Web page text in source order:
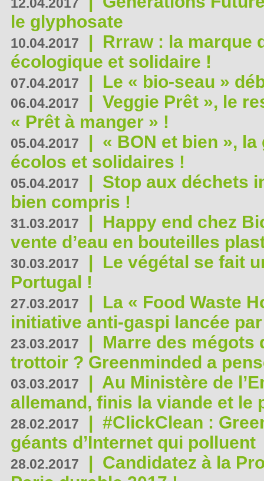
le glyphosate
10.04.2017 | Rrraw : la marque
écologique et solidaire !
07.04.2017 | Le « bio-seau »
06.04.2017 | Veggie Prêt », le
« Prêt à manger » !
05.04.2017 | « BON et bien »,
écolos et solidaires !
05.04.2017 | Stop aux déchets
bien compris !
31.03.2017 | Happy end chez
vente d’eau en bouteilles
30.03.2017 | Le végétal se fait
Portugal !
27.03.2017 | La « Food Waste
initiative anti-gaspi lancée
23.03.2017 | Marre des mégots
trottoir ? Greenminded a
03.03.2017 | Au Ministère de
allemand, finis la viande et le
28.02.2017 | #ClickClean :
géants d’Internet qui polluent
28.02.2017 | Candidatez à la